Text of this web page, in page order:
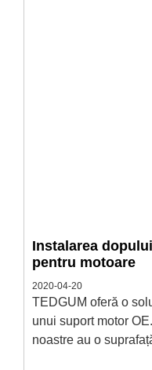
Instalarea
pentru motoare
2020-04-20
TEDGUM oferă o
unui suport motor
noastre au o